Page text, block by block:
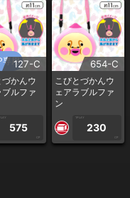
専用127-C
づかんウ
ブルファ
575
CP
654-C
こびとづかんウ
ェアラブルファ
ン
1PLAY
230
CP